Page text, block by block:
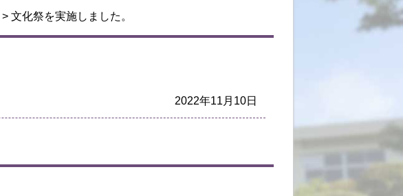
> 文化祭を実施しました。
2022年11月10日